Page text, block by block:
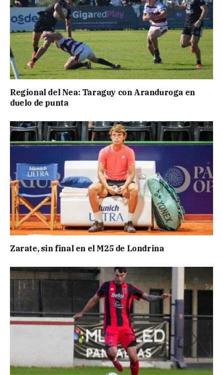
Regional del Nea: Taraguy con Aranduroga en
duelo de punta
Zarate, sin final en el M25 de Londrina